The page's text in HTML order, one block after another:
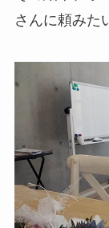
さんに頼みた